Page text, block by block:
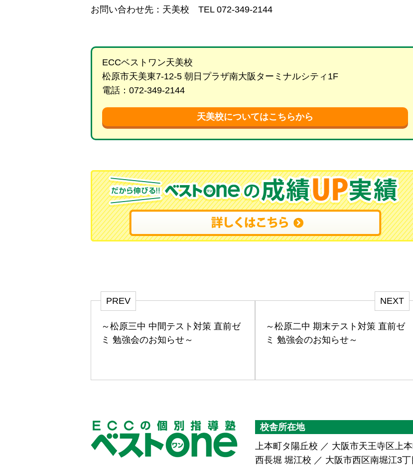
お問い合わせ先：天美校 TEL 072-349-2144
ECCベストワン天美校
松原市天美東7-12-5 朝日プラザ南大阪ターミナルシティ1F
電話：072-349-2144
天美校についてはこちらから
PREV
～松原三中 中間テスト対策 直前ゼ
ミ 勉強会のお知らせ～
NEXT
～松原二中 期末テスト対策 直前ゼ
ミ 勉強会のお知らせ～
校舎所在地
上本町タ陽丘校 ／ 大阪市天王寺区上
西長堀 堀江校 ／ 大阪市西区南堀江3